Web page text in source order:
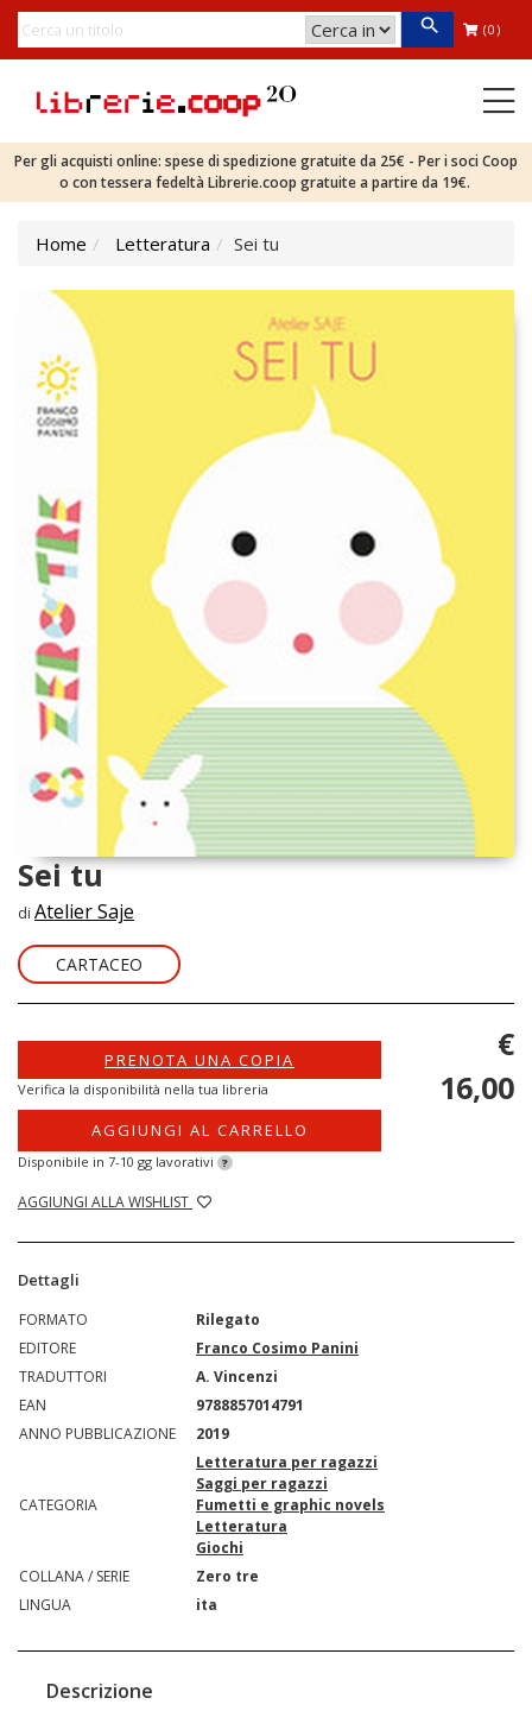
(0)
Per gli acquisti online: spese di spedizione gratuite da 25€ - Per i soci Coop
o con tessera fedeltà Librerie.coop gratuite a partire da 19€.
Home Letteratura Sei tu
Sei tu
di Atelier Saje
CARTACEO
PRENOTA UNA COPIA
Verifica la disponibilità nella tua libreria
AGGIUNGI AL CARRELLO
Disponibile in 7-10 gg lavorativi ?
AGGIUNGI ALLA WISHLIST
€
16,00
Dettagli
FORMATO
Rilegato
EDITORE
Franco Cosimo Panini
TRADUTTORI
A. Vincenzi
EAN
9788857014791
ANNO PUBBLICAZIONE
2019
CATEGORIA
Letteratura per ragazzi
Saggi per ragazzi
Fumetti e graphic novels
Letteratura
Giochi
COLLANA / SERIE
Zero tre
LINGUA
ita
Descrizione